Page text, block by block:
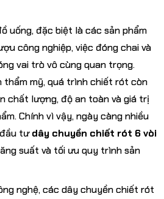
uống, đặc biệt là các sản phẩm
công nghiệp, việc đóng chai và
vai trò vô cùng quan trọng.
thẩm mỹ, quá trình chiết rót còn
chất lượng, độ an toàn và giá trị
Chính vì vậy, ngày càng nhiều
tưdây chuyền chiết rót 6 vòi
suất và tối ưu quy trình sản
nghệ, các dây chuyền chiết rót